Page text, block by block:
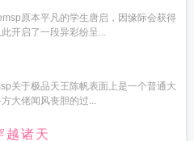
原本平凡的学生唐启，因缘际会获得
开启了一段异彩纷呈...
关于极品天王陈帆表面上是一个普通大
大佬闻风丧胆的过...
越诸天